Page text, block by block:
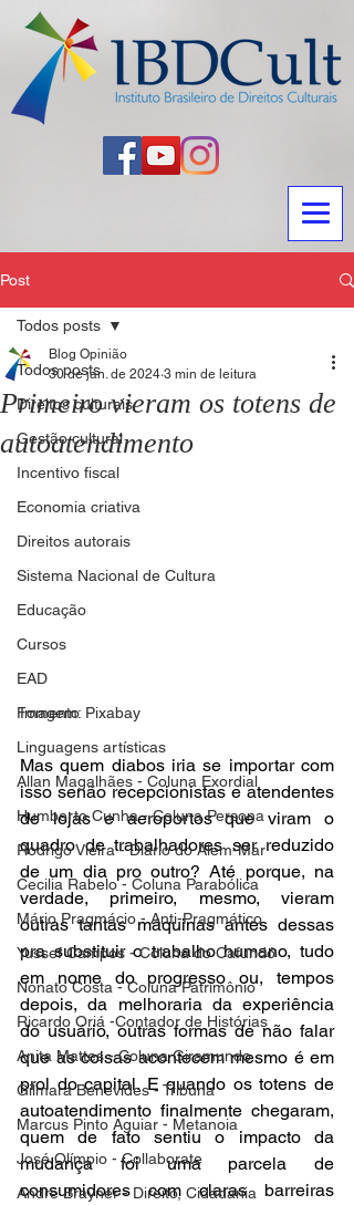
Post
Todos posts
Direitos culturais
Gestão cultural
Incentivo fiscal
Economia criativa
Direitos autorais
Sistema Nacional de Cultura
Educação
Cursos
EAD
Fomento
Linguagens artísticas
Allan Magalhães - Coluna Exordial
Humberto Cunha - Coluna Persona
Rodrigo Vieira - Diário do Além-Mar
Cecilia Rabelo - Coluna Parabólica
Mário Pragmácio - Anti-Pragmático
Yussef Campos - Coluna do Cafundó
Nonato Costa - Coluna Patrimônio
Ricardo Oriá -Contador de Histórias
Anita Mattes - Coluna Giramundo
Gilmara Benevides - Tribuna
Marcus Pinto Aguiar - Metanoia
José Olímpio - Collaborate
André Brayner - Direito, Cidadania
Todos posts
Primeiro vieram os totens de
autoatendimento
Blog Opinião
30 de jan. de 2024 3 min de leitura
Imagem: Pixabay
Mas quem diabos iria se importar com
isso senão recepcionistas e atendentes
de lojas e aeroportos que viram o
quadro de trabalhadores ser reduzido
de um dia pro outro? Até porque, na
verdade, primeiro, mesmo, vieram
outras tantas máquinas antes dessas
pra substituir o trabalho humano, tudo
em nome do progresso ou, tempos
depois, da melhoraria da experiência
do usuário, outras formas de não falar
que as coisas acontecem mesmo é em
prol do capital. E quando os totens de
autoatendimento finalmente chegaram,
quem de fato sentiu o impacto da
mudança foi uma parcela de
consumidores com claras barreiras